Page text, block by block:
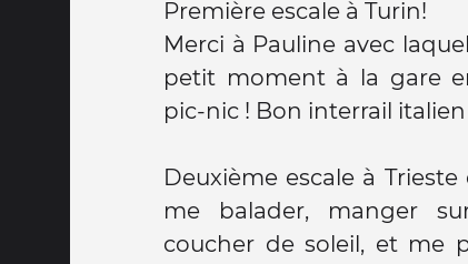
Première escale à Turin!
Merci à Pauline avec
petit moment à la gare
pic-nic ! Bon interrail italien
Deuxième escale à
me balader, manger
coucher de soleil, et me